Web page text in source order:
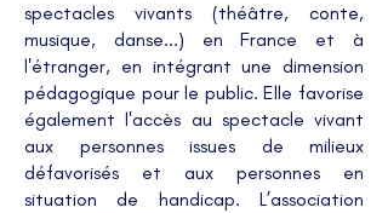
spectacles vivants (théâtre, conte,
musique, danse...) en France et à
l'étranger, en intégrant une dimension
pédagogique pour le public. Elle favorise
également l'accès au spectacle vivant
aux personnes issues de milieux
défavorisés et aux personnes en
situation de handicap. L’association